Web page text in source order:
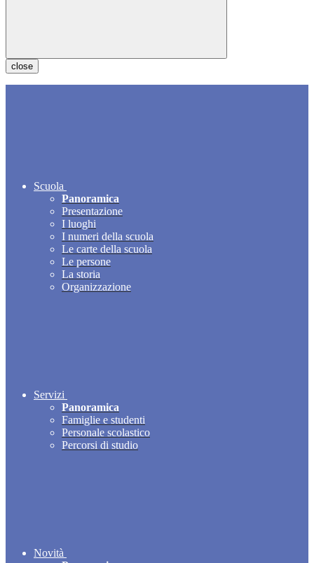
close
Scuola
Panoramica
Presentazione
I luoghi
I numeri della scuola
Le carte della scuola
Le persone
La storia
Organizzazione
Servizi
Panoramica
Famiglie e studenti
Personale scolastico
Percorsi di studio
Novità